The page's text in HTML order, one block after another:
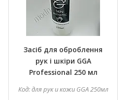
Засіб для оброблення
рук і шкіри GGA
Professional 250 мл
для рук и кожи GGA 250мл